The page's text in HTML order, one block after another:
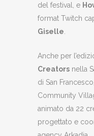
del festival, e
format Twitch
Giselle
Anche per
Creators nella
di San
Community
animato da 22
progettato e